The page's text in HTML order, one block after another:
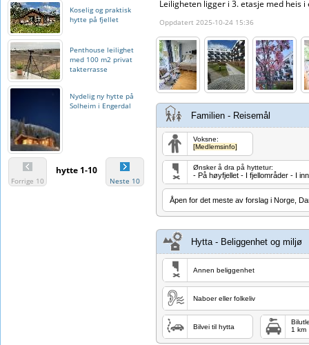
Koselig og praktisk
hytte på fjellet
Penthouse leilighet
med 100 m2 privat
takterrasse
Nydelig ny hytte på
Solheim i Engerdal
Forrige 10
hytte 1-10
Neste 10
Leiligheten ligger i 3. etasje med heis
Oppdatert 2025-10-24 15:36
Familien - Reisemål
Voksne:
[Medlemsinfo]
Ønsker å dra på hyttetur:
- På høyfjellet - I fjellområder - I
Åpen for det meste av forslag i Norge,
Hytta - Beliggenhet og miljø
Annen beliggenhet
Naboer eller folkeliv
Bilvei til hytta
1 km